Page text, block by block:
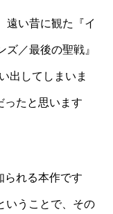
遠い昔に観た『イ
ズ／最後の聖戦』
出してしまいま
ったと思います
られる本作です
いうことで、その